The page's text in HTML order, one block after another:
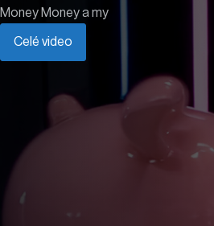
Money Money a my
Celé video